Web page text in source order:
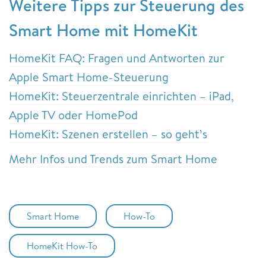
Weitere Tipps zur Steuerung des
Smart Home mit HomeKit
HomeKit FAQ: Fragen und Antworten zur
Apple Smart Home-Steuerung
HomeKit: Steuerzentrale einrichten – iPad,
Apple TV oder HomePod
HomeKit: Szenen erstellen – so geht’s
Mehr Infos und Trends zum Smart Home
Smart Home How-To
HomeKit How-To